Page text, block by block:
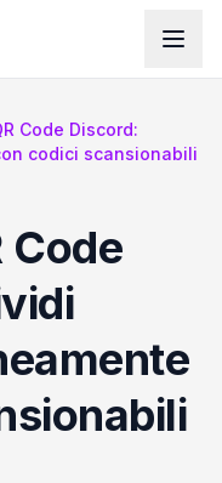
Code Discord:
codici scansionabili
Code